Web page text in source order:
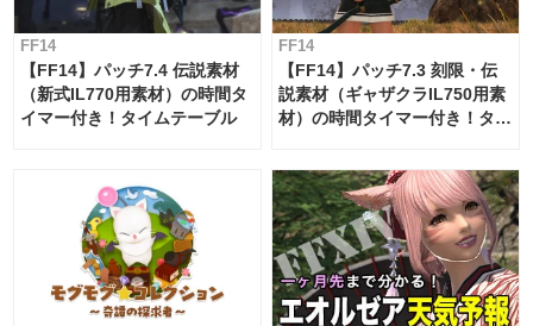
FF14
【FF14】パッチ7.4 伝説素材
（新式IL770用素材）の時間タ
イマー付き！タイムテーブル
FF14
【FF14】パッチ7.3 刻限・伝
説素材（ギャザクラIL750用素
材）の時間タイマー付き！タイ